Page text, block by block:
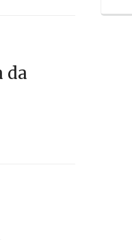
da